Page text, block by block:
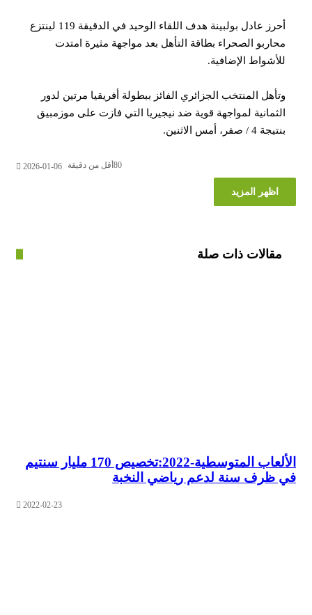
أحرز عادل بولبينة هدف اللقاء الوحيد في الدقيقة 119 لينتزع
الصحراء بطاقة التأهل بعد مواجهة مثيرة امتدت
الإضافية.
المنتخب الجزائري الفائز ببطولة أفريقيا مرتين لدور
لمواجهة قوية ضد نيجيريا التي فازت على موزمبيق
2026-01-06 أقل من دقيقة
المزيد
ذات صلة
الألعاب المتوسطية-2022:تخصيص 170 مليار سنتيم
سنة لدعم رياضي النخبة
2022-02-23